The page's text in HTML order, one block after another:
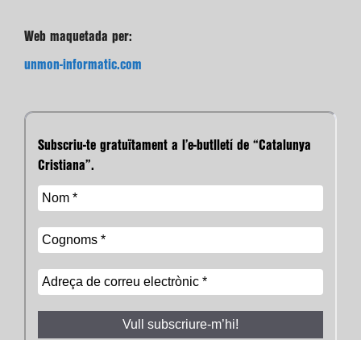
Web maquetada per:
unmon-informatic.com
Subscriu-te gratuïtament a l’e-butlletí de “Catalunya
Cristiana”.